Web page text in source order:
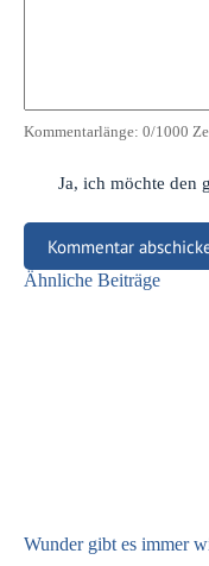
Kommentarlänge: 0/1000
Ja, ich möchte den
Kommentar
Ähnliche Beiträge
Wunder gibt es immer